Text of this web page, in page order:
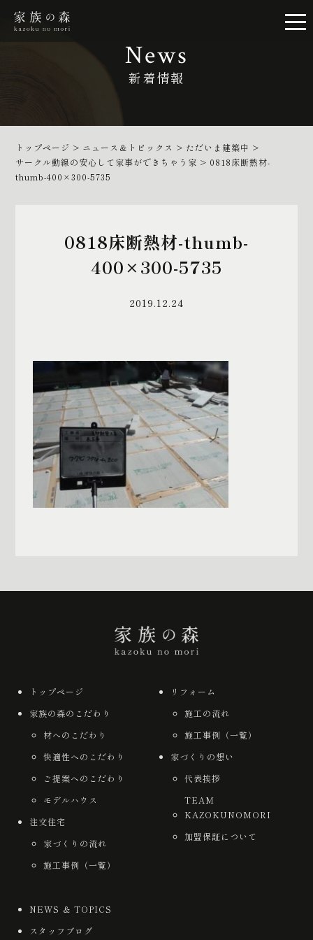
News
新着情報
トップページ > ニュース＆トピックス > ただいま建築中 >
サークル動線の安心して家事ができちゃう家 > 0818床断熱材-
thumb-400×300-5735
0818床断熱材-thumb-
400×300-5735
2019.12.24
トップページ
家族の森のこだわり
材へのこだわり
快適性へのこだわり
ご提案へのこだわり
モデルハウス
注文住宅
家づくりの流れ
施工事例（一覧）
リフォーム
施工の流れ
施工事例（一覧）
家づくりの想い
代表挨拶
TEAM
KAZOKUNOMORI
加盟保証について
NEWS ＆ TOPICS
スタッフブログ